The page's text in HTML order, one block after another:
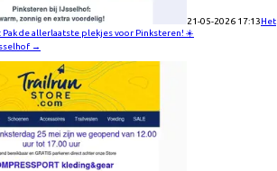
21-05-2026 17:13Het
de allerlaatste plekjes voor Pinksteren! ☀️
→